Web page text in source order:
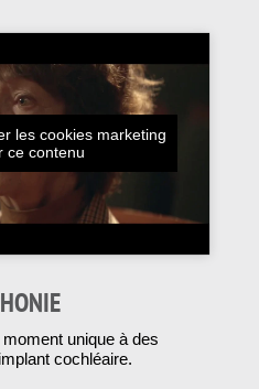
les cookies marketing
ce contenu
unique à des
cochléaire.